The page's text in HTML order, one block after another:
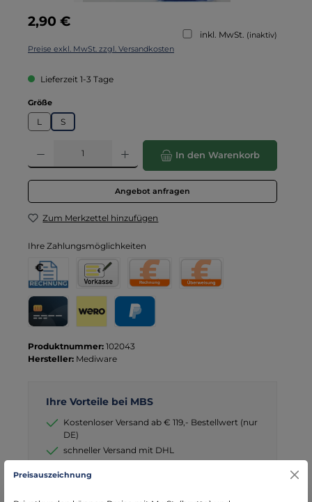
Regulärer Preis:
2,90 €
inkl. MwSt. (inaktiv)
Preise exkl. MwSt. zzgl. Versandkosten
Lieferzeit 1-3 Tage
Größeauswählen
L S
Produkt Anzahl: Gib den gewünschten Wert ein oder benutze die
In den Warenkorb
Angebot anfragen
Zum Merkzettel hinzufügen
Ihre Zahlungsmöglichkeiten
Produktnummer: 102043
Hersteller: Mediware
Ihre Vorteile bei MBS
Kostenloser Versand ab € 119,- Bestellwert (nur
DE)
schneller Versand mit DHL
Bereich Notfallmedizin
Preisauszeichnung